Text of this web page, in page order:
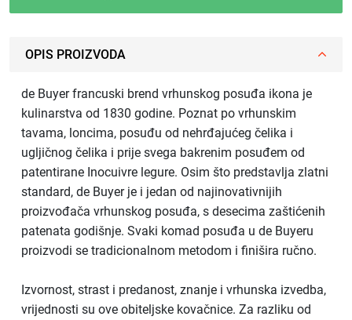
OPIS PROIZVODA
de Buyer francuski brend vrhunskog posuđa ikona je
kulinarstva od 1830 godine. Poznat po vrhunskim
tavama, loncima, posuđu od nehrđajućeg čelika i
ugljičnog čelika i prije svega bakrenim posuđem od
patentirane Inocuivre legure. Osim što predstavlja zlatni
standard, de Buyer je i jedan od najinovativnijih
proizvođača vrhunskog posuđa, s desecima zaštićenih
patenata godišnje. Svaki komad posuđa u de Buyeru
proizvodi se tradicionalnom metodom i finišira ručno.
Izvornost, strast i predanost, znanje i vrhunska izvedba,
vrijednosti su ove obiteljske kovačnice. Za razliku od